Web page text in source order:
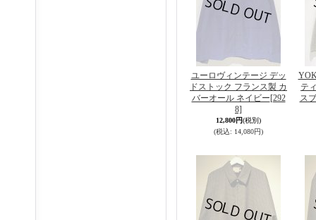
ユーロヴィンテージ デッ
ドストック フランス製 カ
バーオール ネイビー[292
8]
12,800円(税別)
(税込: 14,080円)
テ
ス